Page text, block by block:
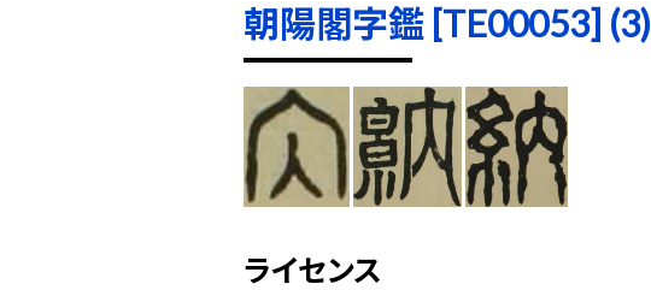
朝陽閣字鑑 [TE00053] (3)
ライセンス